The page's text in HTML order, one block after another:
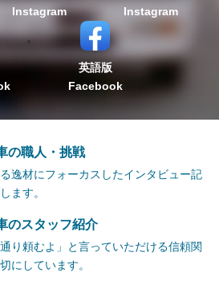
Instagram
Instagram
英語版
Facebook
の職人・挑戦
逸材にフォーカスしたインタビュー記
ます。
のスタッフ紹介
通り頼むよ」と言っていただける信頼関
にしています。